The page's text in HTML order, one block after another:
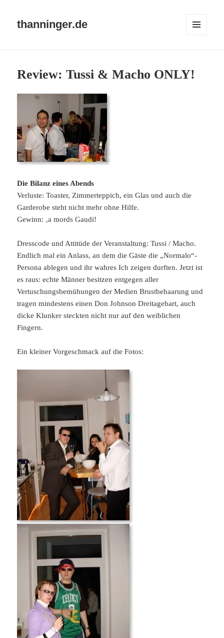
thanninger.de
Review: Tussi & Macho ONLY!
Die Bilanz eines Abends
Verluste: Toaster, Zimmerteppich, ein Glas und auch die
Garderobe steht nicht mehr ohne Hilfe.
Gewinn: ‚a mords Gaudi!
Dresscode und Attitüde der Veranstaltung: Tussi / Macho.
Endlich mal ein Anlass, an dem die Gäste die „Normalo“-
Persona ablegen und ihr wahres Ich zeigen durften. Jetzt ist
es raus: echte Männer besitzen entgegen aller
Vertuschungsbemühungen der Medien Brustbehaarung und
tragen mindestens einen Don Johnson Dreitagebart, auch
dicke Klunker steckten nicht nur auf den weiblichen
Fingern.
Ein kleiner Vorgeschmack auf die Fotos: